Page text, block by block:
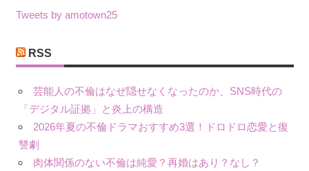
ゴ
ー
Tweets by amotown25
RSS
芸能人の不倫はなぜ隠せなくなったのか、SNS時代の
「デジタル証拠」と炎上の構造
2026年夏の不倫ドラマおすすめ3選！ドロドロ恋愛と復
讐劇
肉体関係のない不倫は純愛？再婚はあり？なし？